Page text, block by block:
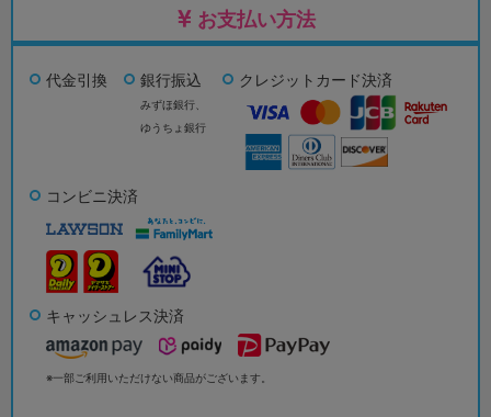
お支払い方法
代金引換 銀行振込
みずほ銀行、
ゆうちょ銀行
クレジットカード決済
コンビニ決済
キャッシュレス決済
※一部ご利用いただけない商品がございます。